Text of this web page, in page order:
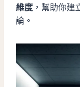
維度 ，幫助你
論。